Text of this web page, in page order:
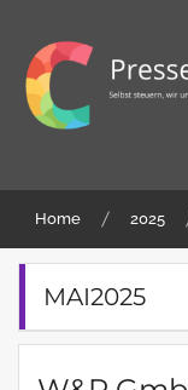
content
PresseControl
erfolgreiche
Home 2025
MAI2025